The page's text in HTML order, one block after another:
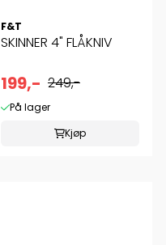
F&T
SKINNER 4" FLÅKNIV
199,- 249,-
På lager
Kjøp